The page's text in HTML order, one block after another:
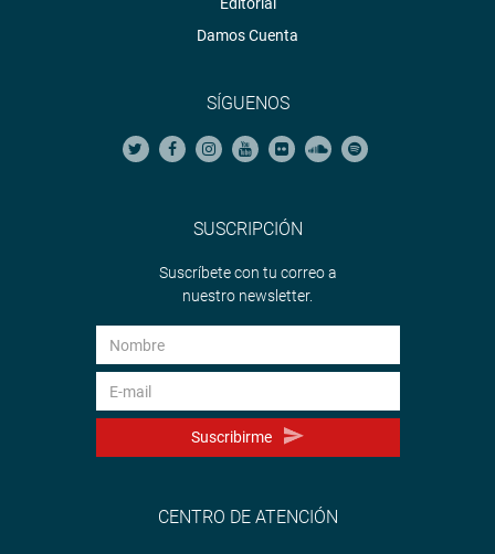
Damos Cuenta
SÍGUENOS
SUSCRIPCIÓN
Suscríbete con tu correo a
nuestro newsletter.
Suscribirme
CENTRO DE ATENCIÓN